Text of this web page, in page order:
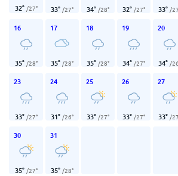
32° /27° 33° /27° 34° /28° 32° /27° 33° /
16
35° /28°
17
35° /28°
18
35° /28°
19
34° /27°
20
34° /
23
33° /27°
24
31° /26°
25
33° /27°
26
33° /27°
27
33° /
30
35° /27°
31
35° /28°